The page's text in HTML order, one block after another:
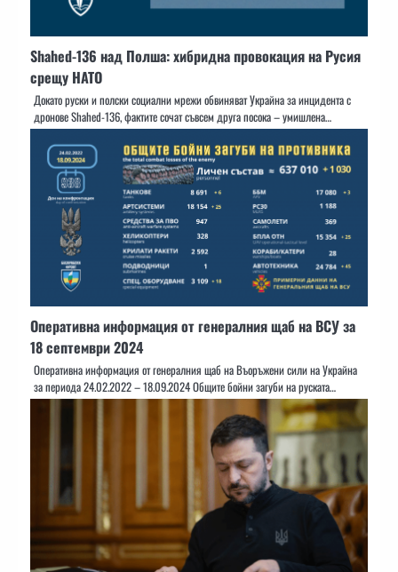
Shahed-136 над Полша: хибридна провокация на Русия
срещу НАТО
Докато руски и полски социални мрежи обвиняват Украйна за инцидента с
дронове Shahed-136, фактите сочат съвсем друга посока – умишлена…
Оперативна информация от генералния щаб на ВСУ за
18 септември 2024
Оперативна информация от генералния щаб на Въоръжени сили на Украйна
за периода 24.02.2022 – 18.09.2024 Общите бойни загуби на руската…